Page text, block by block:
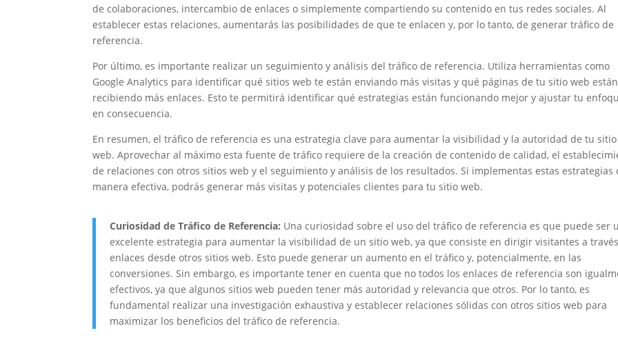
de colaboraciones, intercambio de enlaces o simplemente compartiendo su contenido en tus redes sociales. Al
establecer estas relaciones, aumentarás las posibilidades de que te enlacen y, por lo tanto, de generar tráfico de
referencia.
Por último, es importante realizar un seguimiento y análisis del tráfico de referencia. Utiliza herramientas como
Google Analytics para identificar qué sitios web te están enviando más visitas y qué páginas de tu sitio web están
recibiendo más enlaces. Esto te permitirá identificar qué estrategias están funcionando mejor y ajustar tu
en consecuencia.
En resumen, el tráfico de referencia es una estrategia clave para aumentar la visibilidad y la autoridad de tu sitio
web. Aprovechar al máximo esta fuente de tráfico requiere de la creación de contenido de calidad, el
de relaciones con otros sitios web y el seguimiento y análisis de los resultados. Si implementas estas estrategias
manera efectiva, podrás generar más visitas y potenciales clientes para tu sitio web.
Curiosidad de Tráfico de Referencia: Una curiosidad sobre el uso del tráfico de referencia es que puede ser
excelente estrategia para aumentar la visibilidad de un sitio web, ya que consiste en dirigir visitantes a
enlaces desde otros sitios web. Esto puede generar un aumento en el tráfico y, potencialmente, en las
conversiones. Sin embargo, es importante tener en cuenta que no todos los enlaces de referencia son
efectivos, ya que algunos sitios web pueden tener más autoridad y relevancia que otros. Por lo tanto, es
fundamental realizar una investigación exhaustiva y establecer relaciones sólidas con otros sitios web para
maximizar los beneficios del tráfico de referencia.